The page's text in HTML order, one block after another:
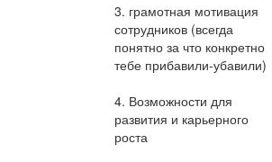
3. грамотная мотивация
сотрудников (всегда
понятно за что конкретно
тебе прибавили-убавили)
4. Возможности для
развития и карьерного
роста